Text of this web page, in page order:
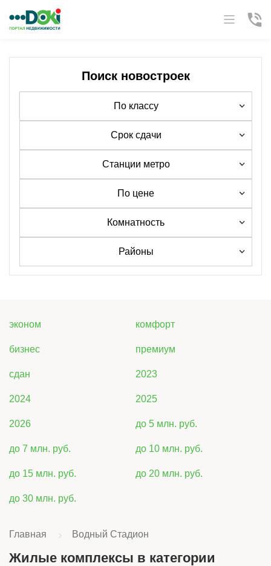
Поиск новостроек
По классу
Срок сдачи
Станции метро
По цене
Комнатность
Районы
эконом комфорт
бизнес премиум
сдан 2023
2024 2025
2026 до 5 млн. руб.
до 7 млн. руб. до 10 млн. руб.
до 15 млн. руб. до 20 млн. руб.
до 30 млн. руб.
Главная Водный Стадион
Жилые комплексы в категории